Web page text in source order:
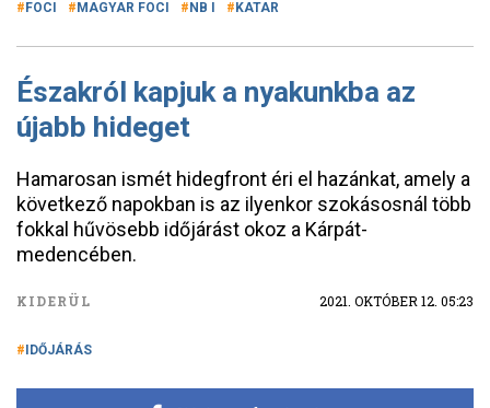
FOCI MAGYAR FOCI NB I KATAR
Északról kapjuk a nyakunkba az
újabb hideget
Hamarosan ismét hidegfront éri el hazánkat, amely a
következő napokban is az ilyenkor szokásosnál több
fokkal hűvösebb időjárást okoz a Kárpát-
medencében.
KIDERÜL 2021. OKTÓBER 12. 05:23
IDŐJÁRÁS